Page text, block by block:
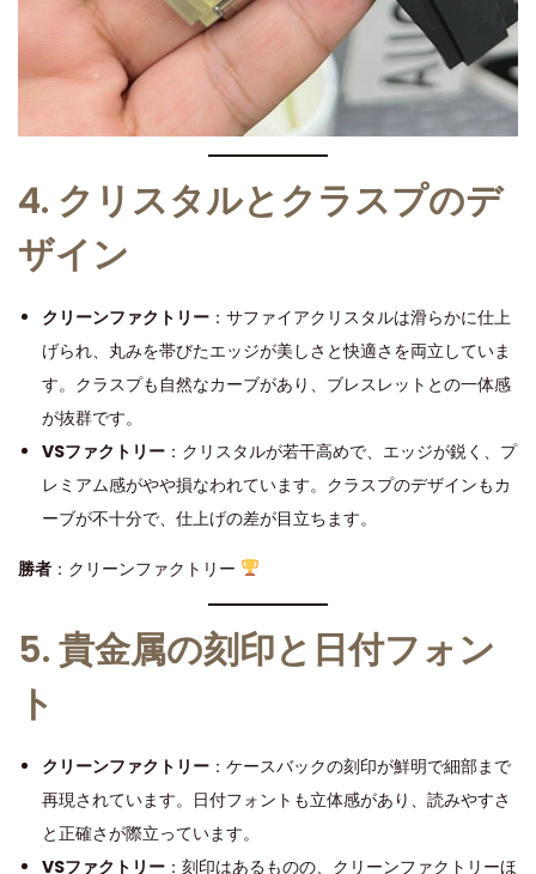
4. クリスタルとクラスプのデ
ザイン
クリーンファクトリー ：サファイアクリスタルは滑らかに仕上
げられ、丸みを帯びたエッジが美しさと快適さを両立していま
す。クラスプも自然なカーブがあり、ブレスレットとの一体感
が抜群です。
VSファクトリー ：クリスタルが若干高めで、エッジが鋭く、プ
レミアム感がやや損なわれています。クラスプのデザインもカ
ーブが不十分で、仕上げの差が目立ちます。
勝者 ：クリーンファクトリー
5. 貴金属の刻印と日付フォン
ト
クリーンファクトリー ：ケースバックの刻印が鮮明で細部まで
再現されています。日付フォントも立体感があり、読みやすさ
と正確さが際立っています。
VSファクトリー ：刻印はあるものの、クリーンファクトリーほ